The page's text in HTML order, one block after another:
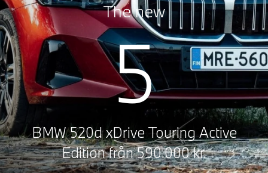
The new
5
BMW 520d xDrive Touring Active
Edition från 590.000 kr.